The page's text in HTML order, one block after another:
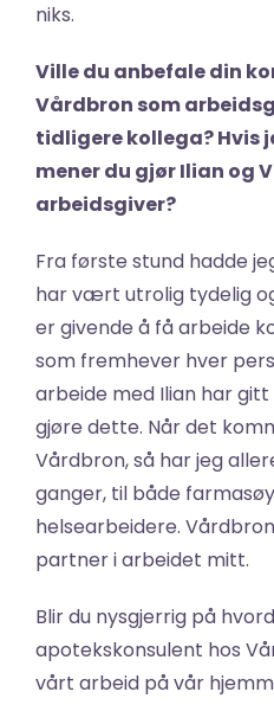
niks.
Ville du anbefale din
Vårdbron som
tidligere kollega? Hvis
mener du gjør Ilian og
arbeidsgiver?
Fra første stund hadde
har vært utrolig tydelig
er givende å få arbeide
som fremhever hver
arbeide med Ilian har
gjøre dette. Når det
Vårdbron, så har jeg
ganger, til både
helsearbeidere.
partner i arbeidet mitt.
Blir du nysgjerrig på
apotekskonsulent hos
vårt arbeid på vår